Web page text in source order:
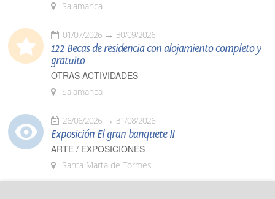
Salamanca
01/07/2026 30/09/2026
122 Becas de residencia con alojamiento completo y
gratuito
OTRAS ACTIVIDADES
Salamanca
26/06/2026 31/08/2026
Exposición El gran banquete II
ARTE / EXPOSICIONES
Santa Marta de Tormes